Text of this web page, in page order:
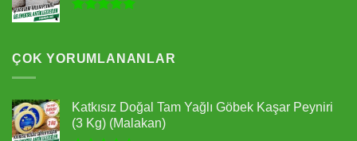
ÇOK YORUMLANANLAR
Katkısız Doğal Tam Yağlı Göbek Kaşar Peyniri
(3 Kg) (Malakan)